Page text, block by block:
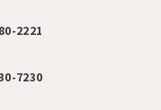
2221
7230